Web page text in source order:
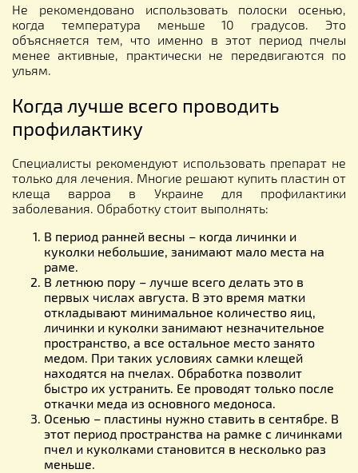
Не рекомендовано использовать полоски осенью,
когда температура меньше 10 градусов. Это
объясняется тем, что именно в этот период пчелы
менее активные, практически не передвигаются по
ульям.
Когда лучше всего проводить
профилактику
Специалисты рекомендуют использовать препарат не
только для лечения. Многие решают купить пластин от
клеща варроа в Украине для профилактики
заболевания. Обработку стоит выполнять:
В период ранней весны – когда личинки и
куколки небольшие, занимают мало места на
раме.
В летнюю пору – лучше всего делать это в
первых числах августа. В это время матки
откладывают минимальное количество яиц,
личинки и куколки занимают незначительное
пространство, а все остальное место занято
медом. При таких условиях самки клещей
находятся на пчелах. Обработка позволит
быстро их устранить. Ее проводят только после
откачки меда из основного медоноса.
Осенью – пластины нужно ставить в сентябре. В
этот период пространства на рамке с личинками
пчел и куколками становится в несколько раз
меньше.